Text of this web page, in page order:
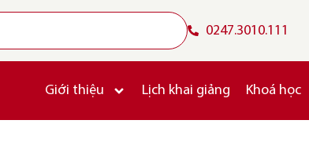
0247.3010.111
Giới thiệu Lịch khai giảng Khoá học